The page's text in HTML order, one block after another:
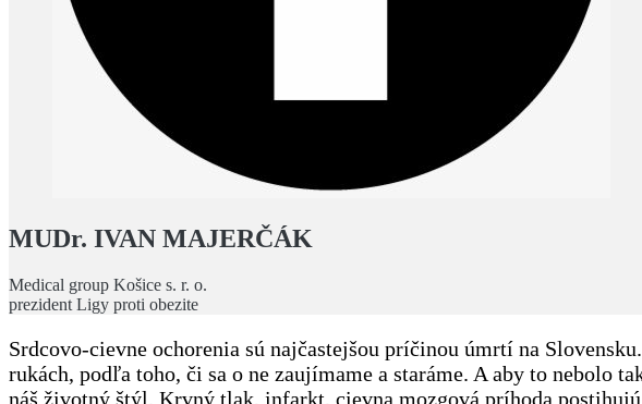
MUDr. IVAN MAJERČÁK
Medical group Košice s. r. o.
prezident Ligy proti obezite
Srdcovo-cievne ochorenia sú najčastejšou príčinou úmrtí na
rukách, podľa toho, či sa o ne zaujímame a staráme. A aby to nebolo
náš životný štýl. Krvný tlak, infarkt, cievna mozgová príhoda